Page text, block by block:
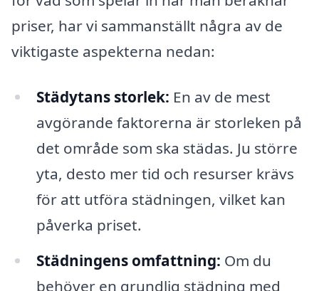
priser, har vi sammanställt några av de
viktigaste aspekterna nedan:
Städytans storlek: En av de mest
avgörande faktorerna är storleken på
det område som ska städas. Ju större
yta, desto mer tid och resurser krävs
för att utföra städningen, vilket kan
påverka priset.
Städningens omfattning: Om du
behöver en grundlig städning med